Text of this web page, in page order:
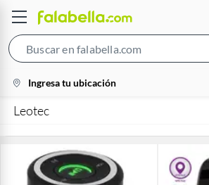
Bar
location-
icon
Ingresa tu ubicación
Leotec